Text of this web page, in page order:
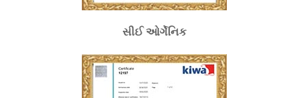
સીઈ ઓર્ગેનિક